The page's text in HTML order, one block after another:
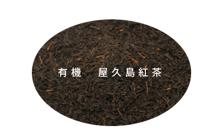
有機 屋久島紅茶